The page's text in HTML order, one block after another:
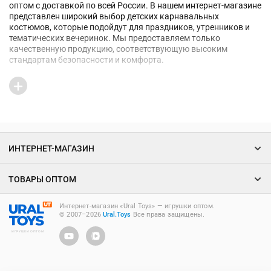
оптом с доставкой по всей России. В нашем интернет-магазине
представлен широкий выбор детских карнавальных
костюмов, которые подойдут для праздников, утренников и
тематических вечеринок. Мы предоставляем только
качественную продукцию, соответствующую высоким
стандартам безопасности и комфорта.
Для тех, кто хочет купить карнавальные костюмы оптом,
интернет-магазин «Урал Тойз» предлагает разнообразные
магазине «Ural Toys»
В каталоге компании «Урал Тойз» вы найдете большой выбор
детской одежды для праздников. Вот некоторые из
популярных позиций:
Карнавальный костюм «Принцесса».
ИГРУШКИ ОПТОМ
Интернет-магазин «Ural Toys» ― игрушки оптом.
© 2007–2026Ural.Toys Все права защищены.
ИНТЕРНЕТ-МАГАЗИН
ТОВАРЫ ОПТОМ